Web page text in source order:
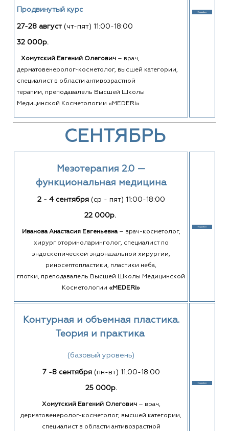
Продвинутый курс
27-28 август (чт-пят) 11:00-18:00
32 000р.
Хомутский Евгений Олегович – врач,
дерматовенеролог-косметолог, высшей категории,
специалист в области антивозрастной
терапии, преподавалель Высшей Школы
Медицинской Косметологии «MEDERi»
СЕНТЯБРЬ
Мезотерапия 2.0 —
функциональная медицина
2 - 4 сентября (ср - пят) 11:00-18:00
22 000р.
Иванова Анастасия Евгеньевна – врач-косметолог,
хирург оториноларинголог, специалист по
эндоскопической эндоназальной хирургии,
риносептопластики, пластики неба,
глотки, преподавалель Высшей Школы Медицинской
Косметологии «MEDERi»
Контурная и объемная пластика.
Теория и практика
(базовый уровень)
7 -8 сентября (пн-вт) 11:00-18:00
25 000р.
Хомутский Евгений Олегович– врач,
дерматовенеролог-косметолог, высшей категории,
специалист в области антивозрастной